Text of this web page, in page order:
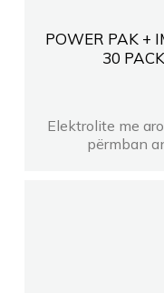
POWER PAK +
30
Elektrolite me
përmban